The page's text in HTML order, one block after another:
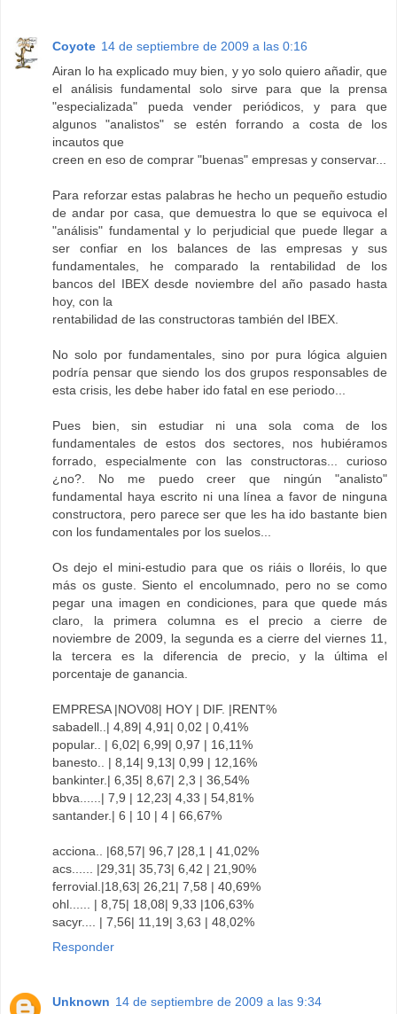
Coyote 14 de septiembre de 2009 a las 0:16
Airan lo ha explicado muy bien, y yo solo quiero añadir, que
el análisis fundamental solo sirve para que la prensa
"especializada" pueda vender periódicos, y para que
algunos "analistos" se estén forrando a costa de los
incautos que
creen en eso de comprar "buenas" empresas y conservar...
Para reforzar estas palabras he hecho un pequeño estudio
de andar por casa, que demuestra lo que se equivoca el
"análisis" fundamental y lo perjudicial que puede llegar a
ser confiar en los balances de las empresas y sus
fundamentales, he comparado la rentabilidad de los
bancos del IBEX desde noviembre del año pasado hasta
hoy, con la
rentabilidad de las constructoras también del IBEX.
No solo por fundamentales, sino por pura lógica alguien
podría pensar que siendo los dos grupos responsables de
esta crisis, les debe haber ido fatal en ese periodo...
Pues bien, sin estudiar ni una sola coma de los
fundamentales de estos dos sectores, nos hubiéramos
forrado, especialmente con las constructoras... curioso
¿no?. No me puedo creer que ningún "analisto"
fundamental haya escrito ni una línea a favor de ninguna
constructora, pero parece ser que les ha ido bastante bien
con los fundamentales por los suelos...
Os dejo el mini-estudio para que os riáis o lloréis, lo que
más os guste. Siento el encolumnado, pero no se como
pegar una imagen en condiciones, para que quede más
claro, la primera columna es el precio a cierre de
noviembre de 2009, la segunda es a cierre del viernes 11,
la tercera es la diferencia de precio, y la última el
porcentaje de ganancia.
EMPRESA |NOV08| HOY | DIF. |RENT%
sabadell..| 4,89| 4,91| 0,02 | 0,41%
popular.. | 6,02| 6,99| 0,97 | 16,11%
banesto.. | 8,14| 9,13| 0,99 | 12,16%
bankinter.| 6,35| 8,67| 2,3 | 36,54%
bbva......| 7,9 | 12,23| 4,33 | 54,81%
santander.| 6 | 10 | 4 | 66,67%
acciona.. |68,57| 96,7 |28,1 | 41,02%
acs...... |29,31| 35,73| 6,42 | 21,90%
ferrovial.|18,63| 26,21| 7,58 | 40,69%
ohl...... | 8,75| 18,08| 9,33 |106,63%
sacyr.... | 7,56| 11,19| 3,63 | 48,02%
Responder
Unknown 14 de septiembre de 2009 a las 9:34